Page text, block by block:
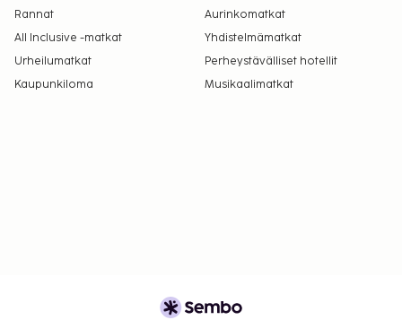
Rannat
Aurinkomatkat
All Inclusive -matkat
Yhdistelmämatkat
Urheilumatkat
Perheystävälliset hotellit
Kaupunkiloma
Musikaalimatkat